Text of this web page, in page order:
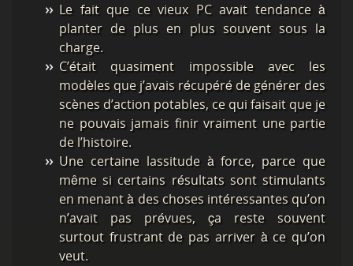
Le fait que ce vieux PC avait tendance à
planter de plus en plus souvent sous la
charge.
C’était quasiment impossible avec les
modèles que j’avais récupéré de générer des
scènes d’action potables, ce qui faisait que je
ne pouvais jamais finir vraiment une partie
de l’histoire.
Une certaine lassitude à force, parce que
même si certains résultats sont stimulants
en menant à des choses intéressantes qu’on
n’avait pas prévues, ça reste souvent
surtout frustrant de pas arriver à ce qu’on
veut.